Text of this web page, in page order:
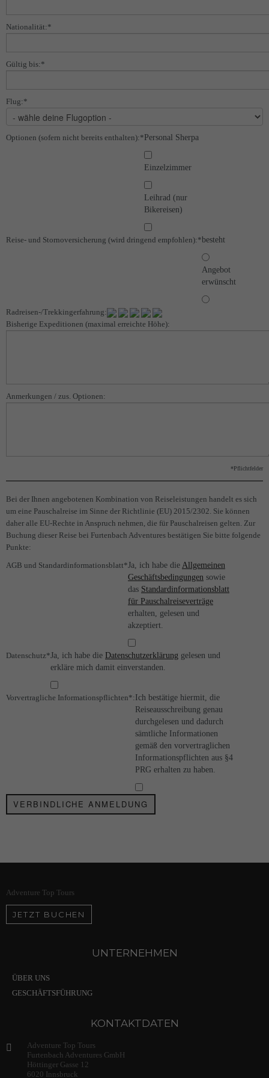
Nationalität:*
Gültig bis:*
Flug:*
Optionen (sofern nicht bereits enthalten):* Personal Sherpa
Einzelzimmer
Leihrad (nur
Bikereisen)
Reise- und Stornoversicherung (wird dringend empfohlen):*besteht
Angebot
erwünscht
Radreisen-/Trekkingerfahrung:
Bisherige Expeditionen (maximal erreichte Höhe):
Anmerkungen / zus. Optionen:
*Pflichtfelder
Bei der Ihnen angebotenen Kombination von Reiseleistungen handelt es sich
um eine Pauschalreise im Sinne der Richtlinie (EU) 2015/2302. Sie können
daher alle EU-Rechte in Anspruch nehmen, die für Pauschalreisen gelten. Zur
Buchung dieser Reise bei Furtenbach Adventures bestätigen Sie bitte folgende
Punkte:
AGB und Standardinformationsblatt*Ja, ich habe die Allgemeinen
Geschäftsbedingungen sowie
das Standardinformationsblatt
für Pauschalreiseverträge
erhalten, gelesen und
akzeptiert.
Datenschutz*Ja, ich habe die Datenschutzerklärung gelesen und
erkläre mich damit einverstanden.
Vorvertragliche Informationspflichten*:Ich bestätige hiermit, die
Reiseausschreibung genau
durchgelesen und dadurch
sämtliche Informationen
gemäß den vorvertraglichen
Informationspflichten aus §4
PRG erhalten zu haben.
Adventure Top Tours
JETZT BUCHEN
UNTERNEHMEN
ÜBER UNS
GESCHÄFTSFÜHRUNG
KONTAKTDATEN
Adventure Top Tours
Furtenbach Adventures GmbH
Höttinger Gasse 12
6020 Innsbruck